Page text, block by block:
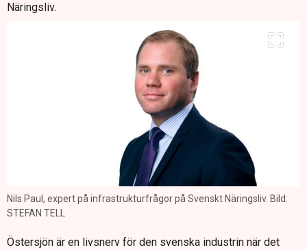
Näringsliv.
Nils Paul, expert på infrastrukturfrågor på Svenskt Näringsliv. Bild:
STEFAN TELL
Östersjön är en livsnerv för den svenska industrin när det